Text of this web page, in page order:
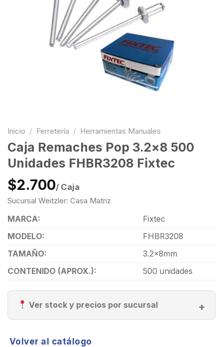
Inicio / Ferretería / Herramientas Manuales
Caja Remaches Pop 3.2×8 500
Unidades FHBR3208 Fixtec
$2.700/ Caja
Sucursal Weitzler: Casa Matriz
MARCA:
Fixtec
MODELO:
FHBR3208
TAMAÑO:
3.2x8mm
CONTENIDO (APROX.):
500 unidades
Ver stock y precios por sucursal
Volver al catálogo